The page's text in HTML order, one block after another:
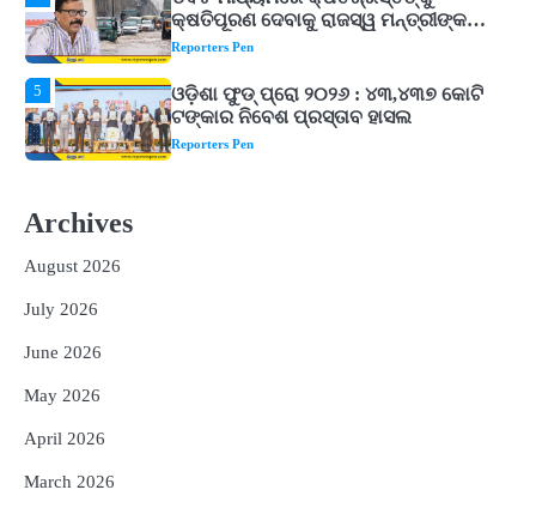
ଟଙ୍କାର ନିବେଶ ପ୍ରସ୍ତାବ ହାସଲ
Reporters Pen
1
ଘରର ବାସ୍ତୁଦୋଷ ଦୂର କରିବ ଲିଲି ଫୁଲ!
Reporters Pen
5
Archives
August 2026
July 2026
June 2026
May 2026
April 2026
March 2026